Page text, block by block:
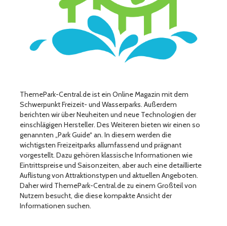
ThemePark-Central.de ist ein Online Magazin mit dem
Schwerpunkt Freizeit- und Wasserparks. Außerdem
berichten wir über Neuheiten und neue Technologien der
einschlägigen Hersteller. Des Weiteren bieten wir einen so
genannten „Park Guide“ an. In diesem werden die
wichtigsten Freizeitparks allumfassend und prägnant
vorgestellt. Dazu gehören klassische Informationen wie
Eintrittspreise und Saisonzeiten, aber auch eine detaillierte
Auflistung von Attraktionstypen und aktuellen Angeboten.
Daher wird ThemePark-Central.de zu einem Großteil von
Nutzern besucht, die diese kompakte Ansicht der
Informationen suchen.